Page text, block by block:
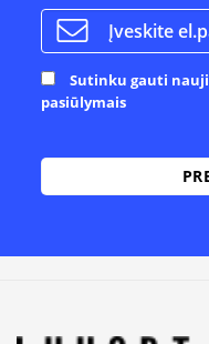
Sutinku gauti
pasiūlymais